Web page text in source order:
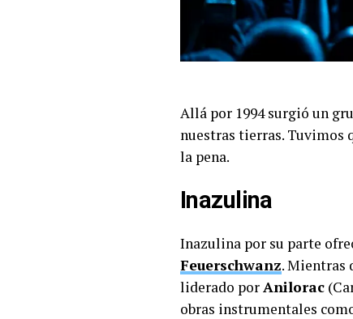
Allá por 1994 surgió un
nuestras tierras. Tuvimos
la pena.
Inazulina
Inazulina por su parte
Feuerschwanz. Mientras
liderado porAnilorac
obras instrumentales como